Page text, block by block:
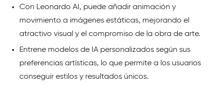
Con Leonardo AI, puede añadir animación y
movimiento a imágenes estáticas, mejorando el
atractivo visual y el compromiso de la obra de arte.
Entrene modelos de IA personalizados según sus
preferencias artísticas, lo que permite a los usuarios
conseguir estilos y resultados únicos.